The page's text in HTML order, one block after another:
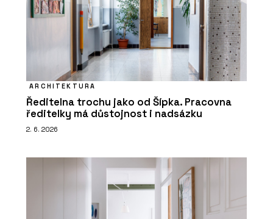
ARCHITEKTURA
Ředitelna trochu jako od Šípka. Pracovna
ředitelky má důstojnost i nadsázku
2. 6. 2026